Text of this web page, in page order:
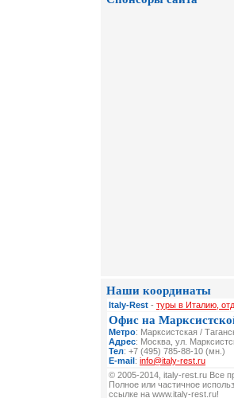
Наши координаты
Italy-Rest - туры в Италию,
Офис на
Метро: Марксистская /
Адрес: Москва, ул.
Тел: +7 (495) 785-88-10 (мн.)
E-mail: info@italy-rest.ru
© 2005-2014, italy-rest.ru Все
Полное или частичное
ссылке на www.italy-rest.ru!